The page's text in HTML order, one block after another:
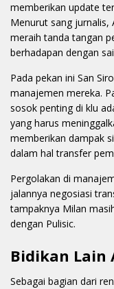
memberikan update
Menurut sang jurnalis,
meraih tanda tangan
berhadapan dengan
Pada pekan ini San
manajemen mereka.
sosok penting di klu
yang harus
memberikan dampak
dalam hal transfer
Pergolakan di
jalannya negosiasi
tampaknya Milan
dengan Pulisic.
Bidikan Lain
Sebagai bagian dari